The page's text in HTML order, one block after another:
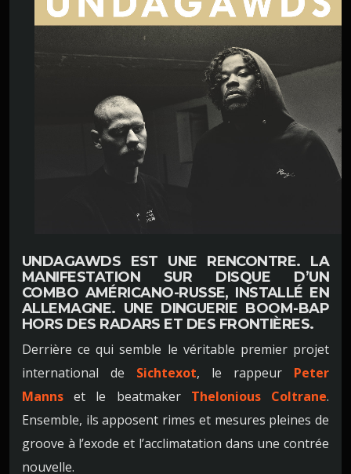
UNDAGAWDS EST UNE RENCONTRE. LA
MANIFESTATION SUR DISQUE D’UN
COMBO AMÉRICANO-RUSSE, INSTALLÉ EN
ALLEMAGNE. UNE DINGUERIE BOOM-BAP
HORS DES RADARS ET DES FRONTIÈRES.
Derrière ce qui semble le véritable premier projet
international de Sichtexot, le rappeur Peter
Manns
et le beatmaker Thelonious Coltrane.
Ensemble, ils apposent rimes et mesures pleines de
groove à l’exode et l’acclimatation dans une contrée
nouvelle.